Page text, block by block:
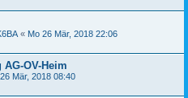
« Mo 26 Mär, 2018 22:06
OV-Heim
Mär, 2018 08:40